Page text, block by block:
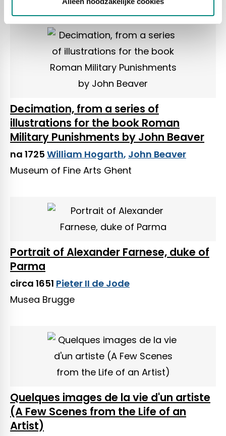
Decimation, from a series of
illustrations for the book Roman
Military Punishments by John Beaver
na 1725 William Hogarth, John Beaver
Museum of Fine Arts Ghent
Portrait of Alexander Farnese, duke of
Parma
circa 1651 Pieter II de Jode
Musea Brugge
Quelques images de la vie d'un artiste
(A Few Scenes from the Life of an
Artist)